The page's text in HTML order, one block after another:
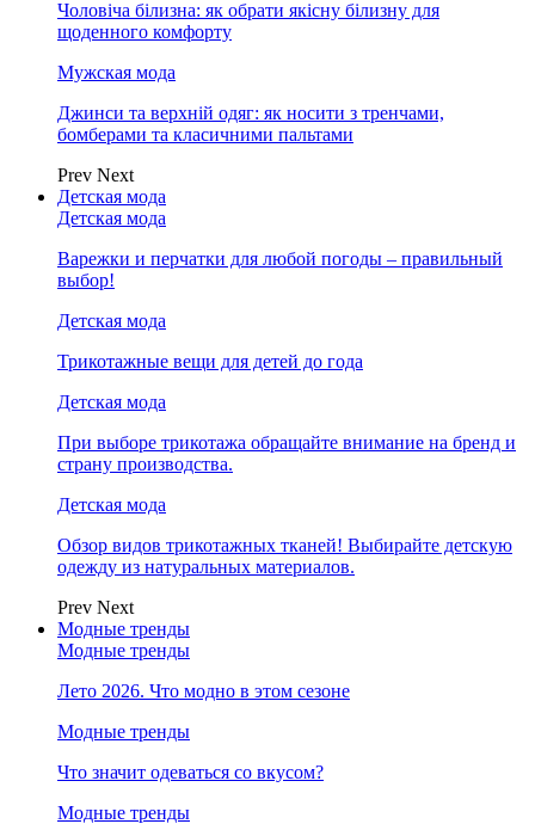
Чоловіча білизна: як обрати якісну білизну для
щоденного комфорту
Мужская мода
Джинси та верхній одяг: як носити з тренчами,
бомберами та класичними пальтами
Prev Next
Детская мода
Детская мода
Варежки и перчатки для любой погоды – правильный
выбор!
Детская мода
Трикотажные вещи для детей до года
Детская мода
При выборе трикотажа обращайте внимание на бренд и
страну производства.
Детская мода
Обзор видов трикотажных тканей! Выбирайте детскую
одежду из натуральных материалов.
Prev Next
Модные тренды
Модные тренды
Лето 2026. Что модно в этом сезоне
Модные тренды
Что значит одеваться со вкусом?
Модные тренды